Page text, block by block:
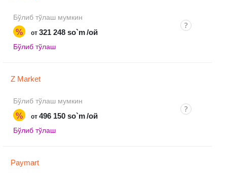
Бўлиб тўлаш мумкин
% от 321 248 so`m /ой
Бўлиб тўлаш
Z Market
Бўлиб тўлаш мумкин
% от 496 150 so`m /ой
Бўлиб тўлаш
Paymart